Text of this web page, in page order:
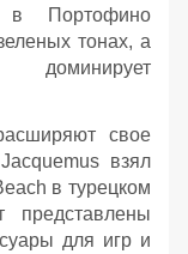
в Портофино
тонах, а
свое
взял
в турецком
представлены
для игр и